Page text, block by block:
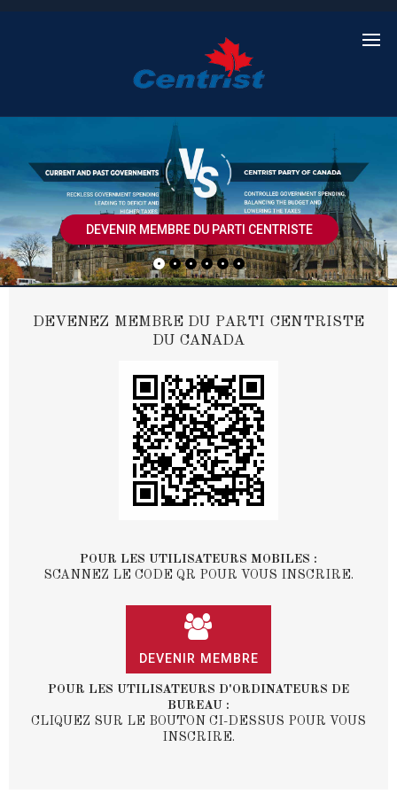
DEVENIR MEMBRE DU PARTI CENTRISTE
DEVENEZ MEMBRE DU PARTI CENTRISTE
DU CANADA
POUR LES UTILISATEURS MOBILES :
SCANNEZ LE CODE QR POUR VOUS INSCRIRE.
DEVENIR MEMBRE
POUR LES UTILISATEURS D'ORDINATEURS DE
BUREAU :
CLIQUEZ SUR LE BOUTON CI-DESSUS POUR VOUS
INSCRIRE.